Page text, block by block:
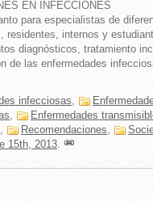
EN INFECCIONES
para especialistas de
residentes, internos y
diagnósticos, tratamiento
de las enfermedades
infecciosas,
,
Enfermedades
, Recomendaciones,
15th, 2013.